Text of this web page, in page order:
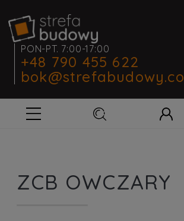
PON-PT. 7:00-17:00
+48 790 455 622
ZCB OWCZARY